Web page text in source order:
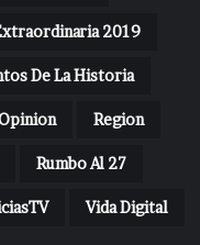
2019
De La Historia
Region
Rumbo Al 27
Vida Digital